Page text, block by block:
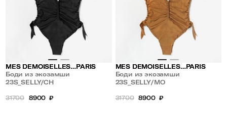
MES DEMOISELLES…PARIS
Боди из экозамши
23S_SELLY/CH
31700 8900 ₽
MES DEMOISELLES…PARIS
Боди из экозамши
23S_SELLY/MO
31700 8900 ₽